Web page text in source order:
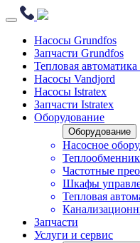
Насосы Grundfos
Запчасти Grundfos
Тепловая
Насосы Vandjord
Насосы Istratex
Запчасти Istratex
Оборудование
Оборудование
Насосное
Частотные
Шкафы
Тепловая
Запчасти
Услуги и сервис